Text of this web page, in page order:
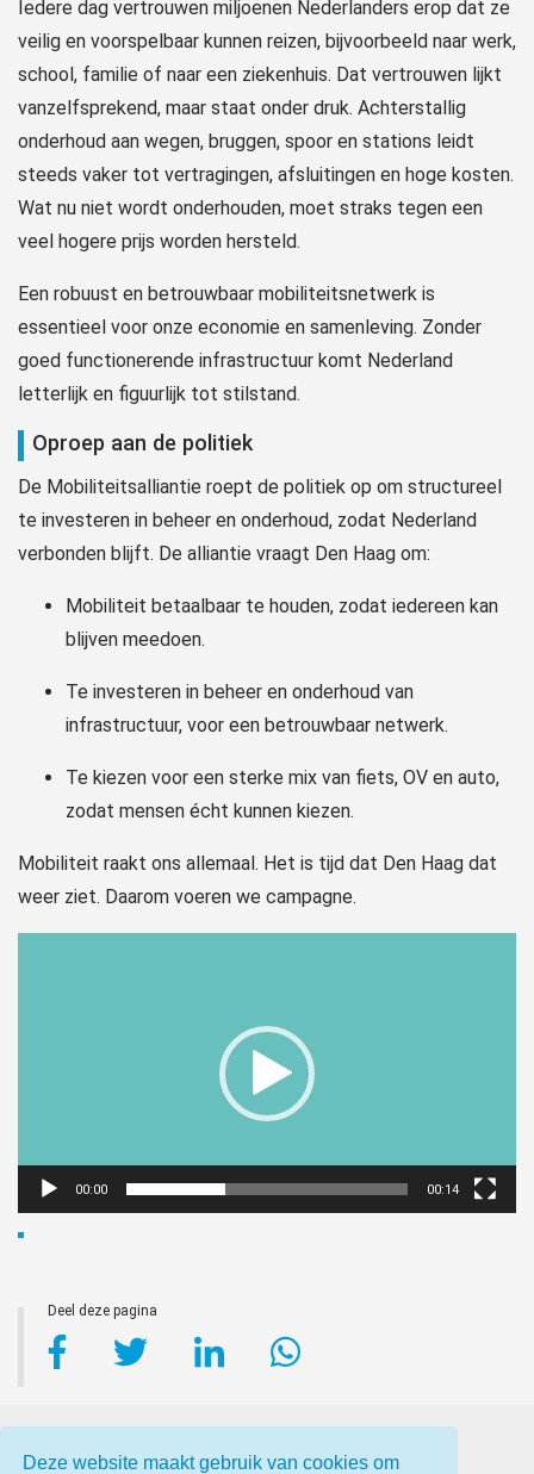
Deze website maakt gebruik van cookies om
Iedere dag vertrouwen miljoenen Nederlanders erop dat ze
veilig en voorspelbaar kunnen reizen, bijvoorbeeld naar werk,
school, familie of naar een ziekenhuis. Dat vertrouwen lijkt
vanzelfsprekend, maar staat onder druk. Achterstallig
onderhoud aan wegen, bruggen, spoor en stations leidt
steeds vaker tot vertragingen, afsluitingen en hoge kosten.
Wat nu niet wordt onderhouden, moet straks tegen een
veel hogere prijs worden hersteld.
Een robuust en betrouwbaar mobiliteitsnetwerk is
essentieel voor onze economie en samenleving. Zonder
goed functionerende infrastructuur komt Nederland
letterlijk en figuurlijk tot stilstand.
Oproep aan de politiek
De Mobiliteitsalliantie roept de politiek op om structureel
te investeren in beheer en onderhoud, zodat Nederland
verbonden blijft. De alliantie vraagt Den Haag om:
Mobiliteit betaalbaar te houden, zodat iedereen kan
blijven meedoen.
Te investeren in beheer en onderhoud van
infrastructuur, voor een betrouwbaar netwerk.
Te kiezen voor een sterke mix van fiets, OV en auto,
zodat mensen écht kunnen kiezen.
Mobiliteit raakt ons allemaal. Het is tijd dat Den Haag dat
weer ziet. Daarom voeren we campagne.
00:00 00:14
Deel deze pagina